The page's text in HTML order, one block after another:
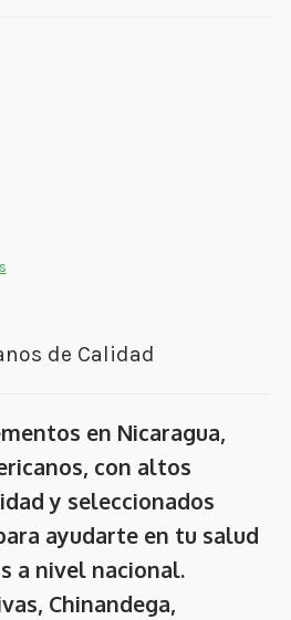
de Calidad
en Nicaragua,
con altos
y seleccionados
ayudarte en tu salud
a nivel nacional.
Chinandega,